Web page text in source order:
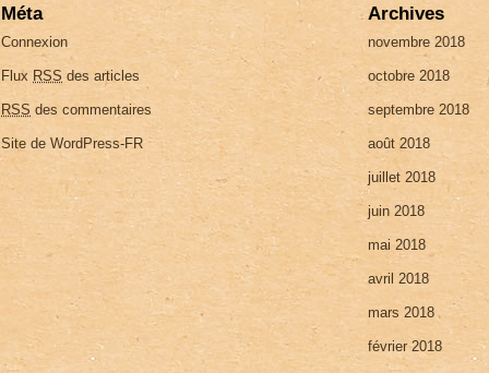
Méta
Connexion
Flux RSS des articles
RSS des commentaires
Site de WordPress-FR
Archives
novembre 2018
octobre 2018
septembre 2018
août 2018
juillet 2018
juin 2018
mai 2018
avril 2018
mars 2018
février 2018